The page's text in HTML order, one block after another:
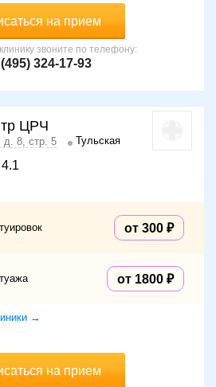
на прием
звоните по телефону:
324-17-93
ЦРЧ
д. 8, стр. 5 Тульская
4.1
от 300
от 1800
→
на прием